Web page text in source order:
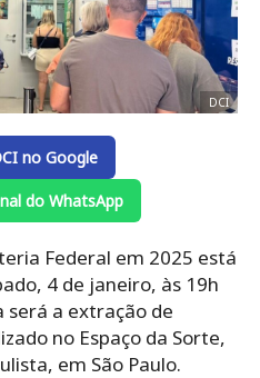
DCI
no Google
do WhatsApp
Federal em 2025 está
4 de janeiro, às 19h
será a extração de
no Espaço da Sorte,
em São Paulo.